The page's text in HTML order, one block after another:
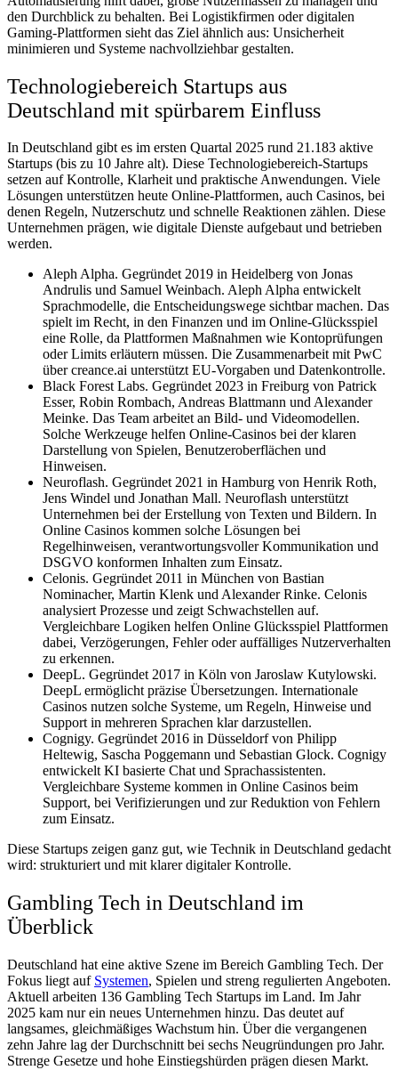
den Durchblick zu behalten. Bei Logistikfirmen oder digitalen
Gaming-Plattformen sieht das Ziel ähnlich aus: Unsicherheit
minimieren und Systeme nachvollziehbar gestalten.
Technologiebereich Startups aus
Deutschland mit spürbarem Einfluss
In Deutschland gibt es im ersten Quartal 2025 rund 21.183 aktive
Startups (bis zu 10 Jahre alt). Diese Technologiebereich-Startups
setzen auf Kontrolle, Klarheit und praktische Anwendungen. Viele
Lösungen unterstützen heute Online-Plattformen, auch Casinos, bei
denen Regeln, Nutzerschutz und schnelle Reaktionen zählen. Diese
Unternehmen prägen, wie digitale Dienste aufgebaut und betrieben
werden.
Aleph Alpha. Gegründet 2019 in Heidelberg von Jonas
Andrulis und Samuel Weinbach. Aleph Alpha entwickelt
Sprachmodelle, die Entscheidungswege sichtbar machen. Das
spielt im Recht, in den Finanzen und im Online-Glücksspiel
eine Rolle, da Plattformen Maßnahmen wie Kontoprüfungen
oder Limits erläutern müssen. Die Zusammenarbeit mit PwC
über creance.ai unterstützt EU-Vorgaben und Datenkontrolle.
Black Forest Labs. Gegründet 2023 in Freiburg von Patrick
Esser, Robin Rombach, Andreas Blattmann und Alexander
Meinke. Das Team arbeitet an Bild- und Videomodellen.
Solche Werkzeuge helfen Online-Casinos bei der klaren
Darstellung von Spielen, Benutzeroberflächen und
Hinweisen.
Neuroflash. Gegründet 2021 in Hamburg von Henrik Roth,
Jens Windel und Jonathan Mall. Neuroflash unterstützt
Unternehmen bei der Erstellung von Texten und Bildern. In
Online Casinos kommen solche Lösungen bei
Regelhinweisen, verantwortungsvoller Kommunikation und
DSGVO konformen Inhalten zum Einsatz.
Celonis. Gegründet 2011 in München von Bastian
Nominacher, Martin Klenk und Alexander Rinke. Celonis
analysiert Prozesse und zeigt Schwachstellen auf.
Vergleichbare Logiken helfen Online Glücksspiel Plattformen
dabei, Verzögerungen, Fehler oder auffälliges Nutzerverhalten
zu erkennen.
DeepL. Gegründet 2017 in Köln von Jaroslaw Kutylowski.
DeepL ermöglicht präzise Übersetzungen. Internationale
Casinos nutzen solche Systeme, um Regeln, Hinweise und
Support in mehreren Sprachen klar darzustellen.
Cognigy. Gegründet 2016 in Düsseldorf von Philipp
Heltewig, Sascha Poggemann und Sebastian Glock. Cognigy
entwickelt KI basierte Chat und Sprachassistenten.
Vergleichbare Systeme kommen in Online Casinos beim
Support, bei Verifizierungen und zur Reduktion von Fehlern
zum Einsatz.
Diese Startups zeigen ganz gut, wie Technik in Deutschland gedacht
wird: strukturiert und mit klarer digitaler Kontrolle.
Gambling Tech in Deutschland im
Überblick
Deutschland hat eine aktive Szene im Bereich Gambling Tech. Der
Fokus liegt auf Systemen, Spielen und streng regulierten Angeboten.
Aktuell arbeiten 136 Gambling Tech Startups im Land. Im Jahr
2025 kam nur ein neues Unternehmen hinzu. Das deutet auf
langsames, gleichmäßiges Wachstum hin. Über die vergangenen
zehn Jahre lag der Durchschnitt bei sechs Neugründungen pro Jahr.
Strenge Gesetze und hohe Einstiegshürden prägen diesen Markt.